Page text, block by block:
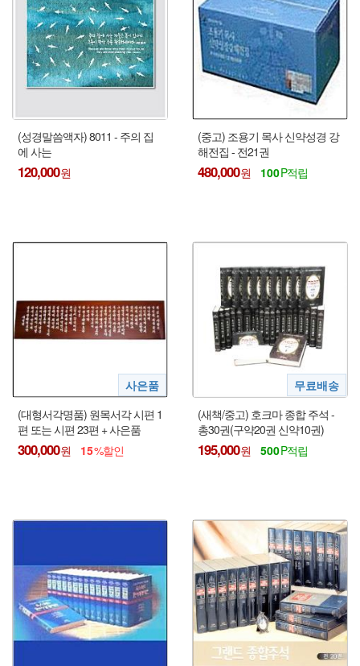
(성경말씀액자) 8011 - 주의 집
에 사는
120,000
(중고) 조용기 목사 신약성경 강
해전집 - 전21권
480,000 100
(대형서각명품) 원목서각 시편 1
편 또는 시편 23편 + 사은품
300,000 15
(새책/중고) 호크마 종합 주석 -
총30권(구약20권 신약10권)
195,000 500